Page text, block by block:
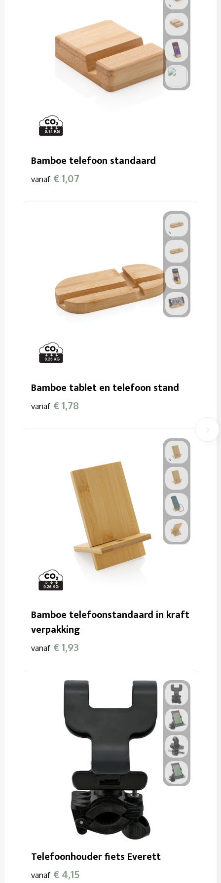
Bamboe telefoon standaard
vanaf € 1,07
Bamboe tablet en telefoon stand
vanaf € 1,78
Bamboe telefoonstandaard in kraft
verpakking
vanaf € 1,93
Telefoonhouder fiets Everett
vanaf € 4,15